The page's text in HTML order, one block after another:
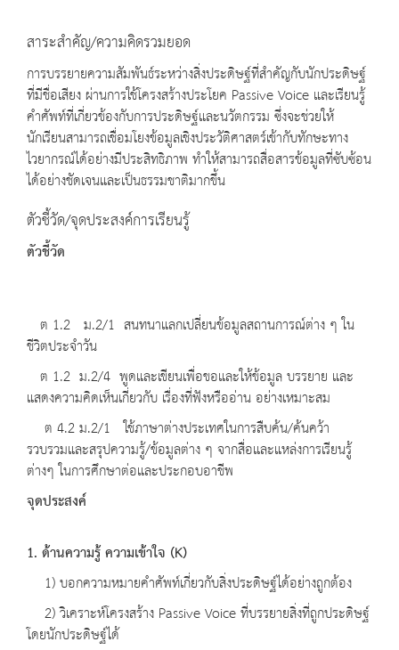
สาระสำคัญ/ความคิดรวมยอด
การบรรยายความสัมพันธ์ระหว่างสิ่งประดิษฐ์ที่สำคัญกับนักประดิษฐ์
ที่มีชื่อเสียง ผ่านการใช้โครงสร้างประโยค Passive Voice และเรียนรู้
คำศัพท์ที่เกี่ยวข้องกับการประดิษฐ์และนวัตกรรม ซึ่งจะช่วยให้
นักเรียนสามารถเชื่อมโยงข้อมูลเชิงประวัติศาสตร์เข้ากับทักษะทาง
ไวยากรณ์ได้อย่างมีประสิทธิภาพ ทำให้สามารถสื่อสารข้อมูลที่ซับซ้อน
ได้อย่างชัดเจนและเป็นธรรมชาติมากขึ้น
ตัวชี้วัด/จุดประสงค์การเรียนรู้
ตัวชี้วัด
ต 1.2 ม.2/1 สนทนาแลกเปลี่ยนข้อมูลสถานการณ์ต่าง ๆ ใน
ชีวิตประจำวัน
ต 1.2 ม.2/4 พูดและเขียนเพื่อขอและให้ข้อมูล บรรยาย และ
แสดงความคิดเห็นเกี่ยวกับ เรื่องที่ฟังหรืออ่าน อย่างเหมาะสม
ต 4.2 ม.2/1 ใช้ภาษาต่างประเทศในการสืบค้น/ค้นคว้า
รวบรวมและสรุปความรู้/ข้อมูลต่าง ๆ จากสื่อและแหล่งการเรียนรู้
ต่างๆ ในการศึกษาต่อและประกอบอาชีพ
จุดประสงค์
1. ด้านความรู้ ความเข้าใจ (K)
1) บอกความหมายคำศัพท์เกี่ยวกับสิ่งประดิษฐ์ได้อย่างถูกต้อง
2) วิเคราะห์โครงสร้าง Passive Voice ที่บรรยายสิ่งที่ถูกประดิษฐ์
โดยนักประดิษฐ์ได้